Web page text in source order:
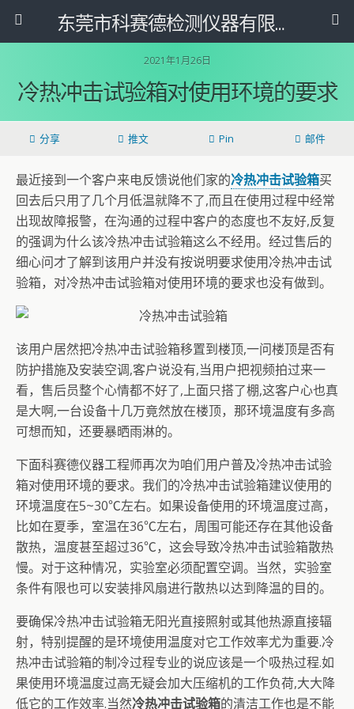
东莞市科赛德检测仪器有限公司
2021年1月26日
冷热冲击试验箱对使用环境的要求
分享 推文 Pin 邮件
最近接到一个客户来电反馈说他们家的冷热冲击试验箱买
回去后只用了几个月低温就降不了,而且在使用过程中经常
出现故障报警，在沟通的过程中客户的态度也不友好,反复
的强调为什么该冷热冲击试验箱这么不经用。经过售后的
细心问才了解到该用户并没有按说明要求使用冷热冲击试
验箱，对冷热冲击试验箱对使用环境的要求也没有做到。
该用户居然把冷热冲击试验箱移置到楼顶,一问楼顶是否有
防护措施及安装空调,客户说没有,当用户把视频拍过来一
看，售后员整个心情都不好了,上面只搭了棚,这客户心也真
是大啊,一台设备十几万竟然放在楼顶，那环境温度有多高
可想而知，还要暴晒雨淋的。
下面科赛德仪器工程师再次为咱们用户普及冷热冲击试验
箱对使用环境的要求。我们的冷热冲击试验箱建议使用的
环境温度在5~30℃左右。如果设备使用的环境温度过高，
比如在夏季，室温在36℃左右，周围可能还存在其他设备
散热，温度甚至超过36℃，这会导致冷热冲击试验箱散热
慢。对于这种情况，实验室必须配置空调。当然，实验室
条件有限也可以安装排风扇进行散热以达到降温的目的。
要确保冷热冲击试验箱无阳光直接照射或其他热源直接辐
射，特别提醒的是环境使用温度对它工作效率尤为重要.冷
热冲击试验箱的制冷过程专业的说应该是一个吸热过程.如
果使用环境温度过高无疑会加大压缩机的工作负荷,大大降
低它的工作效率.当然冷热冲击试验箱的清洁工作也是不能